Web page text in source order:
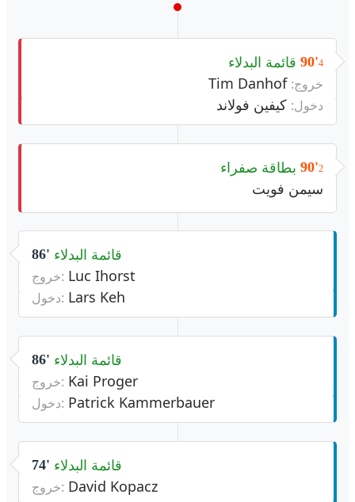
90'4 قائمة البدلاء
خروج: Tim Danhof
دخول: كيفين فولاند
90'2
بطاقة صفراء
سيمن فويت
86' قائمة البدلاء
خروج: Luc Ihorst
دخول: Lars Keh
86' قائمة البدلاء
خروج: Kai Proger
دخول: Patrick Kammerbauer
74' قائمة البدلاء
خروج: David Kopacz